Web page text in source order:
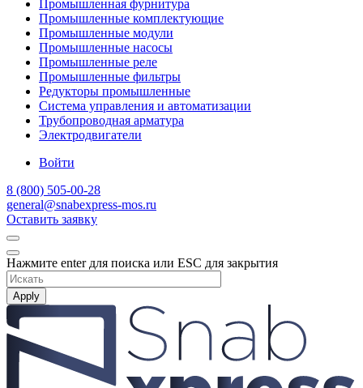
Промышленная фурнитура
Промышленные комплектующие
Промышленные модули
Промышленные насосы
Промышленные реле
Промышленные фильтры
Редукторы промышленные
Система управления и автоматизации
Трубопроводная арматура
Электродвигатели
Войти
8 (800) 505-00-28
general@snabexpress-mos.ru
Оставить заявку
Нажмите enter для поиска или ESC для закрытия
Apply